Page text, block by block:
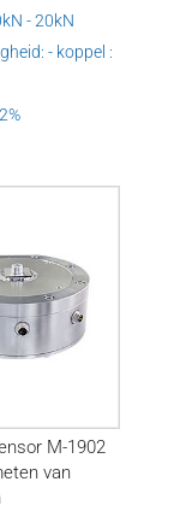
- 20kN
- koppel :
M-1902
van